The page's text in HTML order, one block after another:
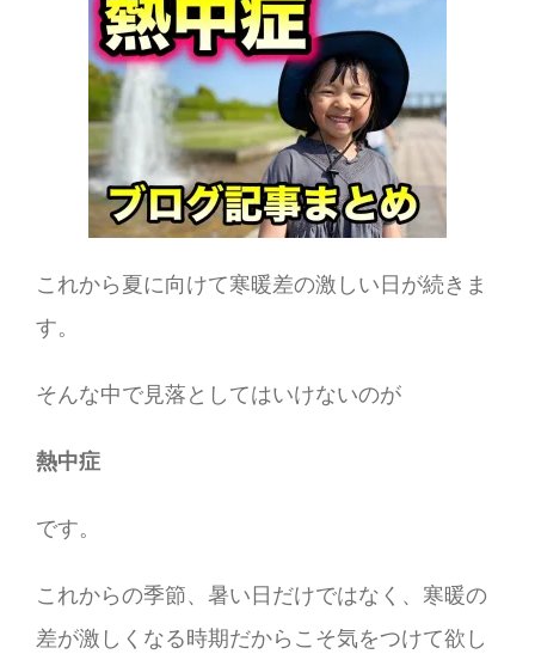
これから夏に向けて寒暖差の激しい日が続きま
す。
そんな中で見落としてはいけないのが
熱中症
です。
これからの季節、暑い日だけではなく、寒暖の
差が激しくなる時期だからこそ気をつけて欲し